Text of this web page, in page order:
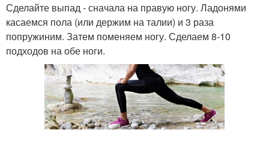
Сделайте выпад - сначала на правую ногу. Ладонями
касаемся пола (или держим на талии) и 3 раза
попружиним. Затем поменяем ногу. Сделаем 8-10
подходов на обе ноги.